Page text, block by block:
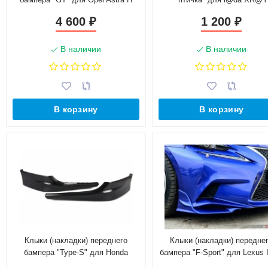
4 600 ₽
В наличии
В корзину
1 200₽
В наличии
В корзину
Клыки (накладки) переднего
бампера "Type-S" для Honda
Клыки (накладки)
бампера "F-Sport" для Lexus